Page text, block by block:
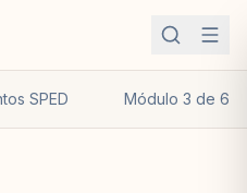
SPED Módulo 3 de 6